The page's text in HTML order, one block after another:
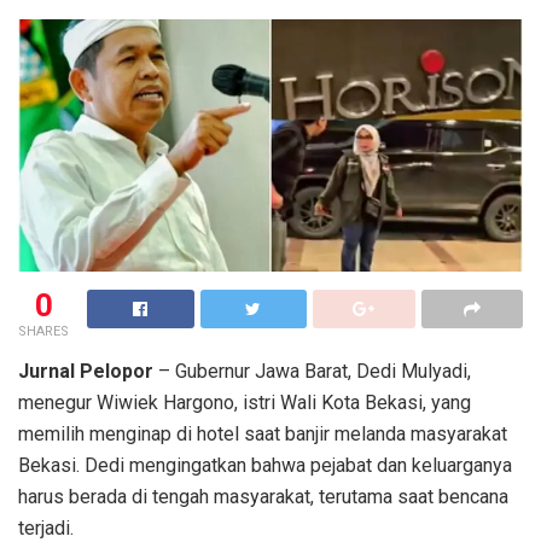
0
SHARES
Jurnal Pelopor – Gubernur Jawa Barat, Dedi Mulyadi,
menegur Wiwiek Hargono, istri Wali Kota Bekasi, yang
memilih menginap di hotel saat banjir melanda masyarakat
Bekasi. Dedi mengingatkan bahwa pejabat dan keluarganya
harus berada di tengah masyarakat, terutama saat bencana
terjadi.